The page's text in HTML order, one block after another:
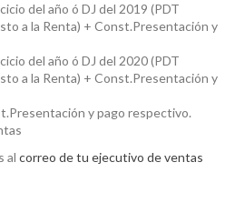
del año ó DJ del 2019 (PDT
a la Renta) + Const.Presentación y
del año ó DJ del 2020 (PDT
a la Renta) + Const.Presentación y
y pago respectivo.
al correo de tu ejecutivo de ventas